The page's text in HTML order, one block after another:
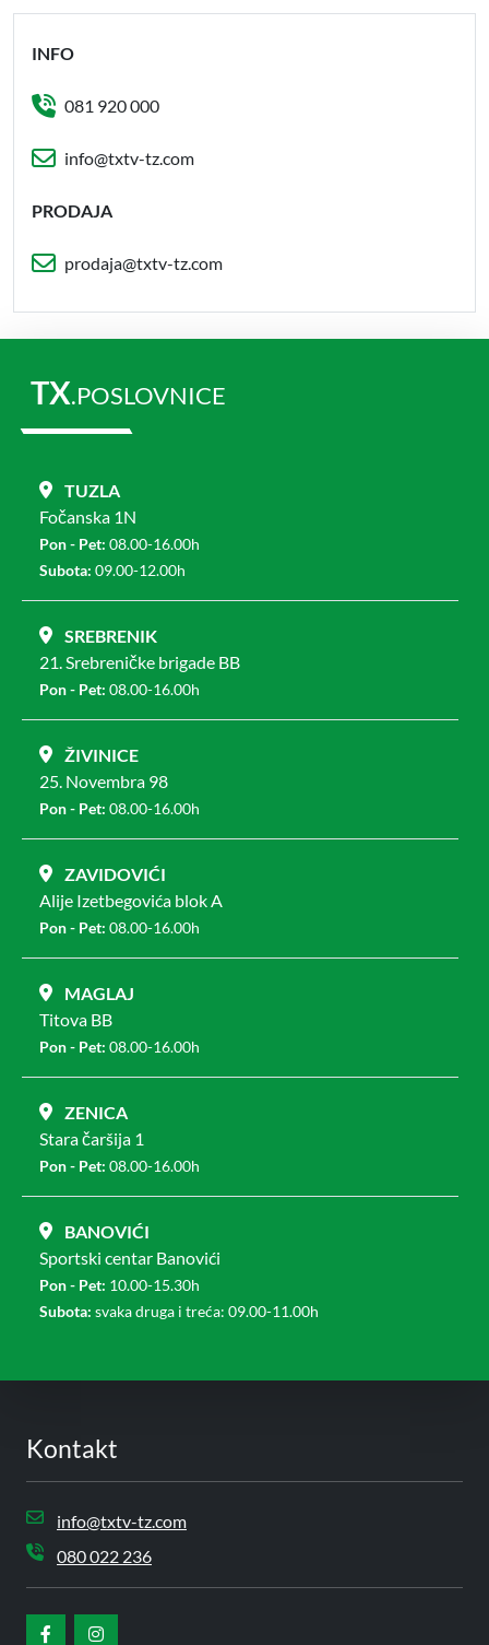
INFO
081 920 000
info@txtv-tz.com
PRODAJA
prodaja@txtv-tz.com
TX.POSLOVNICE
TUZLA
Fočanska 1N
Pon - Pet: 08.00-16.00h
Subota: 09.00-12.00h
SREBRENIK
21. Srebreničke brigade BB
Pon - Pet: 08.00-16.00h
ŽIVINICE
25. Novembra 98
Pon - Pet: 08.00-16.00h
ZAVIDOVIĆI
Alije Izetbegovića blok A
Pon - Pet: 08.00-16.00h
MAGLAJ
Titova BB
Pon - Pet: 08.00-16.00h
ZENICA
Stara čaršija 1
Pon - Pet: 08.00-16.00h
BANOVIĆI
Sportski centar Banovići
Pon - Pet: 10.00-15.30h
Subota: svaka druga i treća: 09.00-11.00h
Kontakt
info@txtv-tz.com
080 022 236